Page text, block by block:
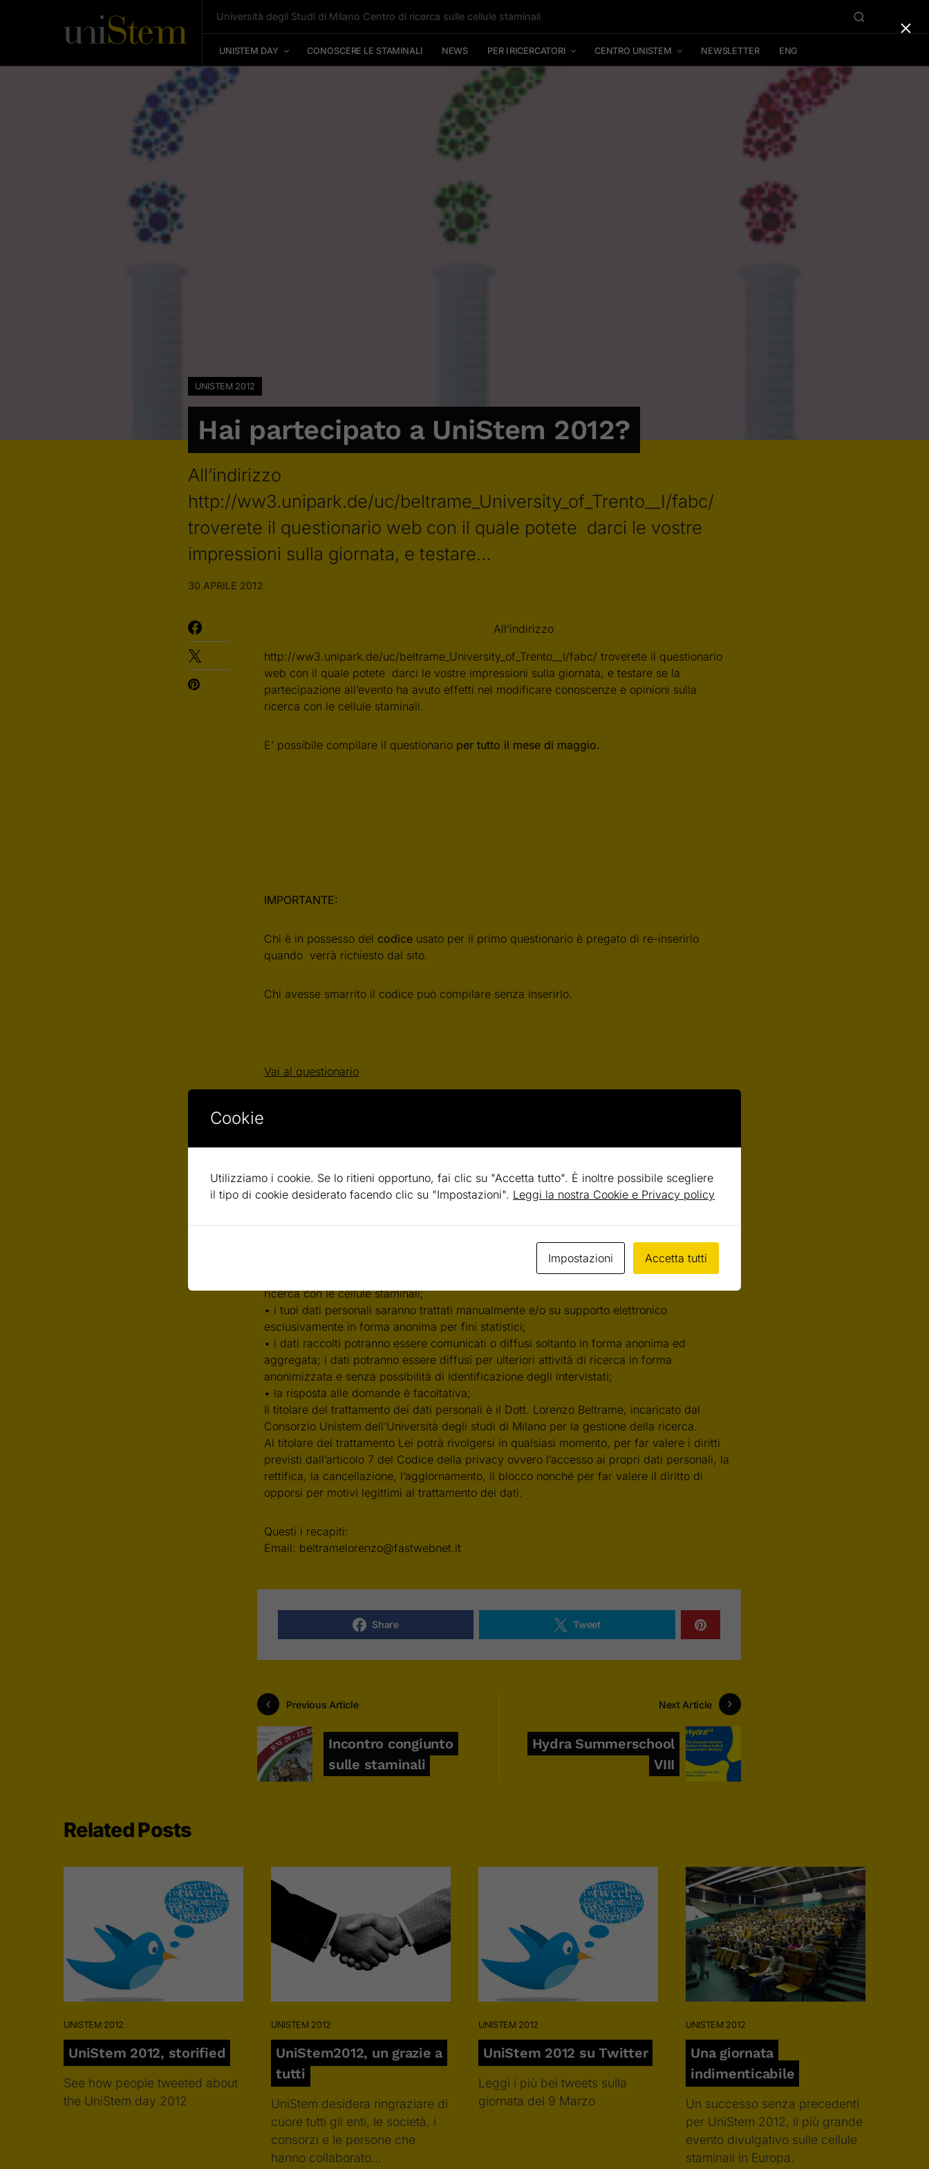
Università degli Studi di Milano Centro di ricerca sulle cellule staminali
UNISTEM DAY CONOSCERE LE STAMINALI NEWS PER I RICERCATORI CENTRO UNISTEM NEWSLETTER ENG
UNISTEM 2012
Hai partecipato a UniStem 2012?
All’indirizzo
http://ww3.unipark.de/uc/beltrame_University_of_Trento__I/fabc/
troverete il questionario web con il quale potete darci le vostre
impressioni sulla giornata, e testare…
30 APRILE 2012
All’indirizzo
http://ww3.unipark.de/uc/beltrame_University_of_Trento__I/fabc/ troverete il questionario
web con il quale potete darci le vostre impressioni sulla giornata, e testare se la
partecipazione all’evento ha avuto effetti nel modificare conoscenze e opinioni sulla
ricerca con le cellule staminali.
E’ possibile compilare il questionario per tutto il mese di maggio.
IMPORTANTE:
Chi è in possesso del codice usato per il primo questionario è pregato di re-inserirlo
quando verrà richiesto dal sito.
Chi avesse smarrito il codice può compilare senza inserirlo.
Vai al questionario
gestiti e custoditi nel pieno rispetto del D. lgs. n. 196/2003 (Codice della Privacy). In
particolare, ai sensi dell’art. 13 del Codice della privacy, ti informiamo che:
• il trattamento dei tuoi dati personali è finalizzato esclusivamente allo svolgimento di una
ricerca che ha per scopo l’analisi delle opinioni, credenze e atteggiamenti su scienza e
ricerca con le cellule staminali;
• i tuoi dati personali saranno trattati manualmente e/o su supporto elettronico
esclusivamente in forma anonima per fini statistici;
• i dati raccolti potranno essere comunicati o diffusi soltanto in forma anonima ed
aggregata; i dati potranno essere diffusi per ulteriori attività di ricerca in forma
anonimizzata e senza possibilità di identificazione degli intervistati;
• la risposta alle domande è facoltativa;
Il titolare del trattamento dei dati personali è il Dott. Lorenzo Beltrame, incaricato dal
Consorzio Unistem dell’Università degli studi di Milano per la gestione della ricerca.
Al titolare del trattamento Lei potrà rivolgersi in qualsiasi momento, per far valere i diritti
previsti dall’articolo 7 del Codice della privacy ovvero l’accesso ai propri dati personali, la
rettifica, la cancellazione, l’aggiornamento, il blocco nonché per far valere il diritto di
opporsi per motivi legittimi al trattamento dei dati.
Questi i recapiti:
Email: beltramelorenzo@fastwebnet.it
Share Tweet
Previous Article
Incontro congiunto
sulle staminali
Next Article
Hydra Summerschool
VIII
Related Posts
UNISTEM 2012
UniStem 2012, storified
See how people tweeted about
the UniStem day 2012
UNISTEM 2012
UniStem2012, un grazie a
tutti
UniStem desidera ringraziare di
cuore tutti gli enti, le società, i
consorzi e le persone che
hanno collaborato…
UNISTEM 2012
UniStem 2012 su Twitter
Leggi i più bei tweets sulla
giornata del 9 Marzo
UNISTEM 2012
Una giornata
indimenticabile
Un successo senza precedenti
per UniStem 2012, il più grande
evento divulgativo sulle cellule
staminali in Europa.
×
Cookie
Utilizziamo i cookie. Se lo ritieni opportuno, fai clic su "Accetta tutto". È inoltre possibile scegliere
il tipo di cookie desiderato facendo clic su "Impostazioni". Leggi la nostra Cookie e Privacy policy
Impostazioni Accetta tutti